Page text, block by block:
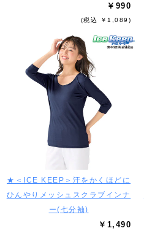
￥990
(税込 ￥1,089)
★＜ICE KEEP＞汗をかくほどに
ひんやりメッシュスクラブインナ
ー(七分袖)
￥1,490